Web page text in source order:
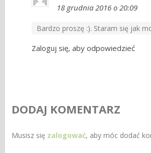
18 grudnia 2016 o 20:09
Bardzo proszę :). Staram się jak
Zaloguj się, aby odpowiedzieć
DODAJ KOMENTARZ
Musisz się zalogować, aby móc dodać